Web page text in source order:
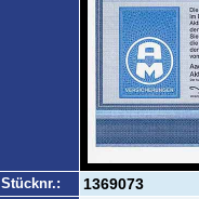
Stücknr.: 1369073